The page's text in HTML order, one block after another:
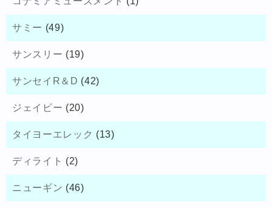
サミー (49)
サンスリー (19)
サンセイR＆D (42)
ジェイビー (20)
タイヨーエレック (13)
ディライト (2)
ニューギン (46)